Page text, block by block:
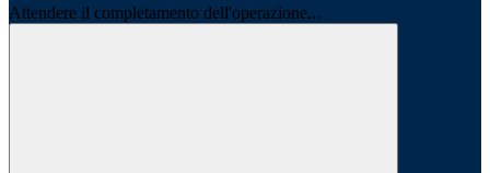
Attendere il completamento dell'operazione...